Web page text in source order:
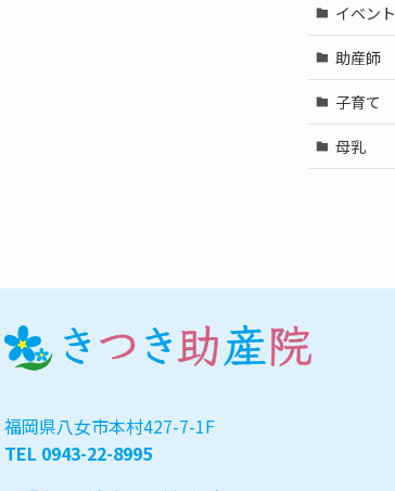
イベント
助産師
子育て
母乳
福岡県八女市本村427-7-1F
TEL 0943-22-8995